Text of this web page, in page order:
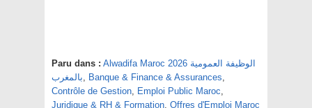
Paru dans : Alwadifa Maroc 2026 الوظيفة العمومية
بالمغرب, Banque & Finance & Assurances,
Contrôle de Gestion, Emploi Public Maroc,
Juridique & RH & Formation, Offres d'Emploi Maroc